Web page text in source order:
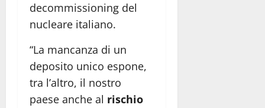
decommissioning del
nucleare italiano.
“La mancanza di un
deposito unico espone,
tra l’altro, il nostro
paese anche al rischio